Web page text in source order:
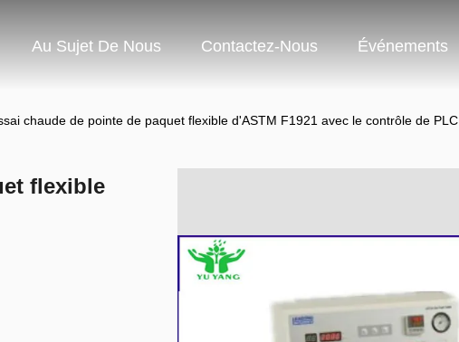
Au Sujet De Nous Contactez-Nous Événements
chaude de pointe de paquet flexible d'ASTM F1921 avec le contrôle de PLC
flexible